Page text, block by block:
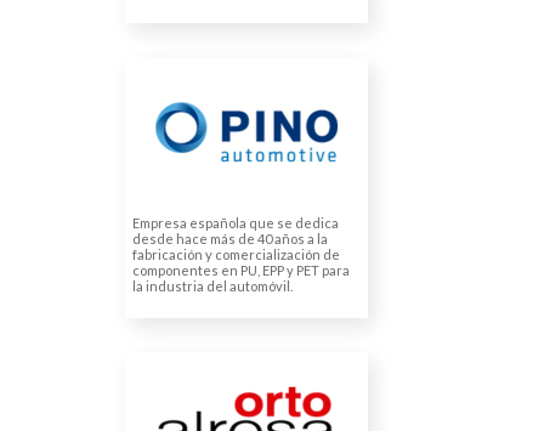
Empresa española que se dedica
desde hace más de 40 años a la
fabricación y comercialización de
componentes en PU, EPP y PET para
la industria del automóvil.
Traducciones técnicas
Traducciones legales
REDONDO S.A.)